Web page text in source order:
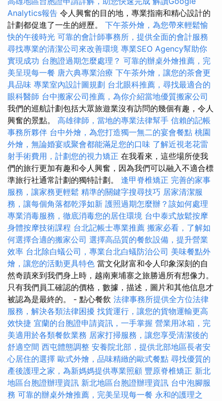
Analytics報告 令人興奮的目的地，專業指南和精心設計的
計劃都促進了一生的經歷。 下午茶外燴，為您帶來輕鬆愉
快的午後時光 可靠的會計師事務所，提供全面的會計服務
尋找專業的清潔公司來改善環境 專業SEO Agency幫助你
實現成功 台胞證過期怎麼處理？ 可靠的辦桌外燴推薦，完
美呈現每一餐 唐六典專業治療 下午茶外燴，讓您的茶會更
具品味 專業室內設計圖規劃 台北眼科推薦，尋找最適合的
眼科醫師 台中搬家公司推薦，為你介紹當地優質搬家公司
我們的巡航計劃包括大眾旅遊業沒有訪問的幾個有趣，令人
興奮的景點。 高雄律師，當地的專業法律幫手 信賴的記帳
事務所夥伴 台中外燴，為您打造獨一無二的宴會餐點 桃園
外燴，無論婚宴或聚會都能滿足您的口味 了解近視老花雷
射手術費用，計劃您的視力矯正 在我看來，這些場所使我
們的旅行更加有趣和令人興奮，因為我們可以融入不適合標
準旅行社通常計劃的獨特計劃。 逢甲脊椎矯正 完善的家事
服務，讓家務更輕鬆 精準的關鍵字搜尋技巧 居家清潔服
務，讓每個角落都乾淨如新 護照過期怎麼辦？該如何處理
專業消毒服務，徹底消毒您的居住環境 台中泰式放鬆按摩
身體按摩技術課程 台北記帳士專業推薦 搬家必看，了解如
何選擇合適的搬家公司 選擇高品質的餐飲設備，提升營業
效率 台北除白蟻公司，專業台北白蟻防治公司 美味餐點外
燴，讓您的活動更具特色 當文化財富和令人印象深刻的自
然奇蹟來到我們身上時，越南柬埔寨之旅勝過所有想像力。
只有我們員工確認的價格，數據，描述，圖片和其他信息才
被認為是最終的。 - 點心餐飲 法律事務所提供全方位法律
服務，解決各類法律困擾 找貨運行，讓您的貨物運輸更高
效快捷 宜蘭的台胞證申請資訊，一手掌握 營業用冰箱，完
美適用於各類餐飲業務 居家打掃服務，讓您享受清潔後的
舒適空間 西屯體態調整 安養院北部，提供北部地區長者安
心居住的選擇 歐式外燴，品味精緻的歐式餐點 尋找優質的
產後護理之家，為新媽媽提供專業照顧 豐原脊椎矯正 新北
地區台胞證辦理資訊 新北地區台胞證辦理資訊 台中泡腳服
務 可靠的辦桌外燴推薦，完美呈現每一餐 永和的護理之